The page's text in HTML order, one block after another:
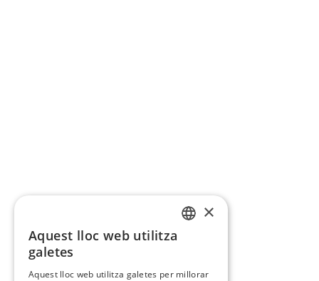
×
Aquest lloc web utilitza
galetes
Aquest lloc web utilitza galetes per millorar